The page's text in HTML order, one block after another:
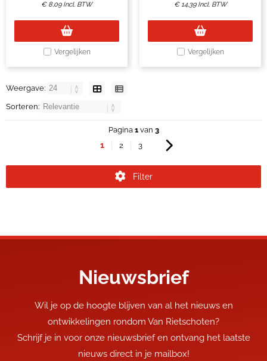
€ 8,09 Incl. BTW
Vergelijken
€14,39 Incl. BTW
Vergelijken
Weergave:
Sorteren:
Pagina 1van 3
1 2 3
Filter
Nieuwsbrief
Wil je op de hoogte blijven van al het nieuws en
ontwikkelingen rondom Van Rietschoten?
Schrijf je in voor onze nieuwsbrief en ontvang het laatste
nieuws direct in je mailbox!